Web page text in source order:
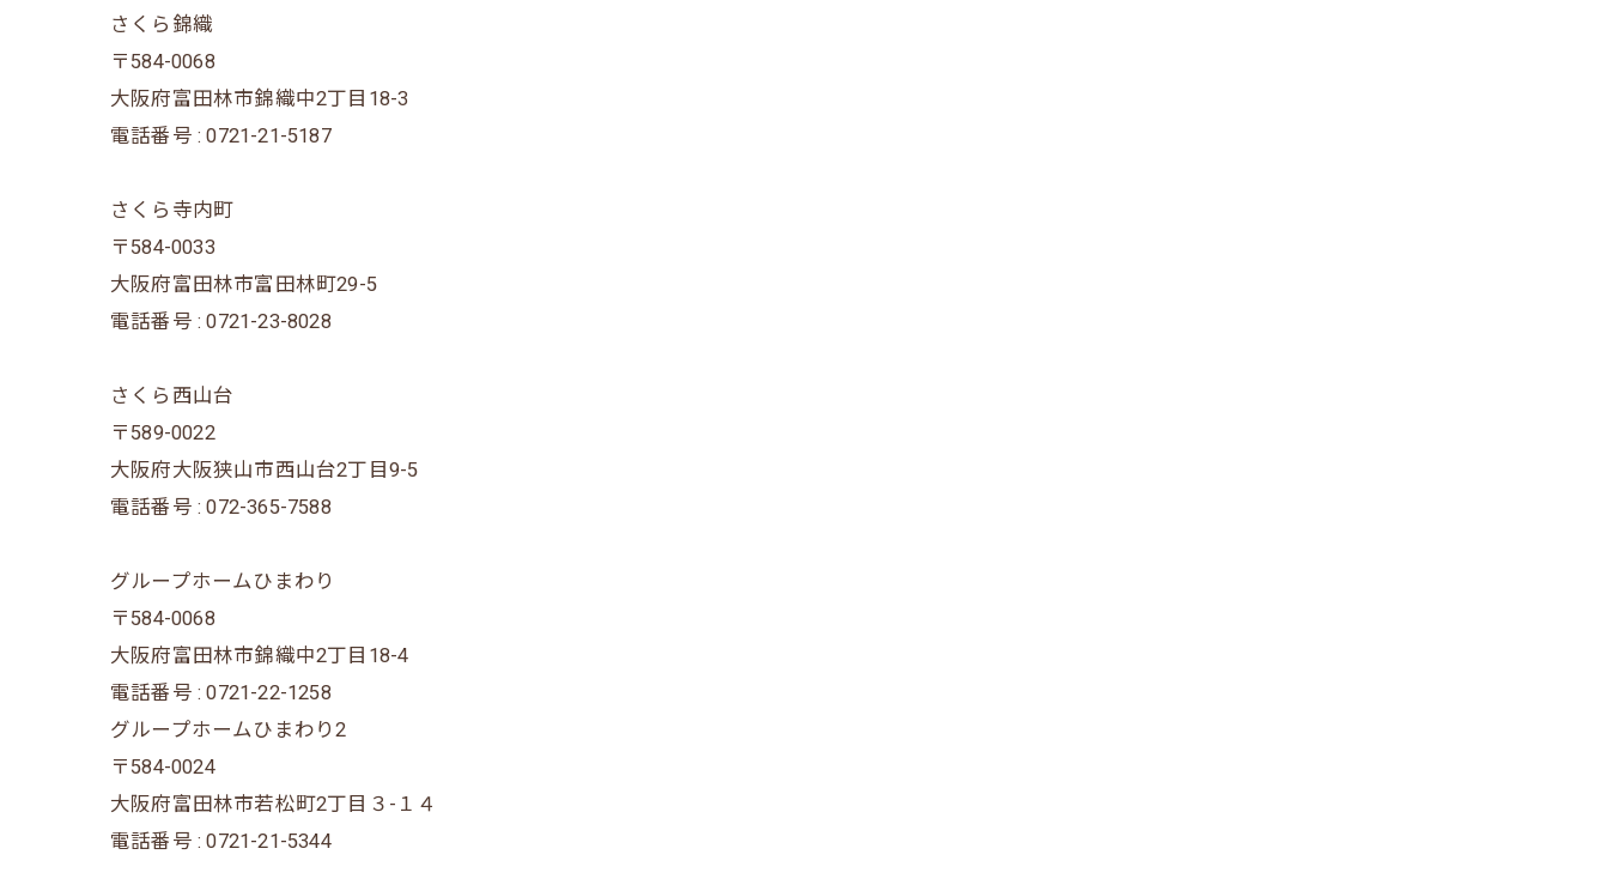
さくら錦織
〒584-0068
大阪府富田林市錦織中2丁目18-3
電話番号 : 0721-21-5187
さくら寺内町
〒584-0033
大阪府富田林市富田林町29-5
電話番号 : 0721-23-8028
さくら西山台
〒589-0022
大阪府大阪狭山市西山台2丁目9-5
電話番号 : 072-365-7588
グループホームひまわり
〒584-0068
大阪府富田林市錦織中2丁目18-4
電話番号 : 0721-22-1258
グループホームひまわり2
〒584-0024
大阪府富田林市若松町2丁目３-１４
電話番号 : 0721-21-5344